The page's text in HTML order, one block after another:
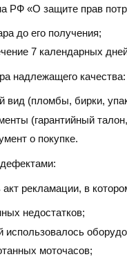
РФ «О защите прав
до его получения;
7 календарных
надлежащего качества:
вид (пломбы, бирки,
(гарантийный
о покупке.
рекламации, в
недостатков;
использовалось
моточасов;